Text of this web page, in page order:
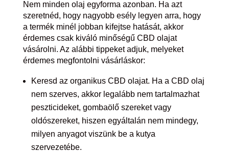
Nem minden olaj egyforma azonban. Ha azt
szeretnéd, hogy nagyobb esély legyen arra, hogy
a termék minél jobban kifejtse hatását, akkor
érdemes csak kiváló minőségű CBD olajat
vásárolni. Az alábbi tippeket adjuk, melyeket
érdemes megfontolni vásárláskor:
Keresd az organikus CBD olajat. Ha a CBD olaj
nem szerves, akkor legalább nem tartalmazhat
peszticideket, gombaölő szereket vagy
oldószereket, hiszen egyáltalán nem mindegy,
milyen anyagot viszünk be a kutya
szervezetébe.